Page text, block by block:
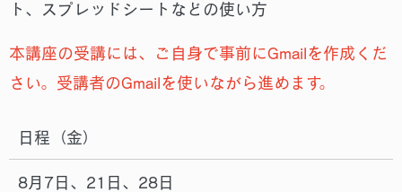
ト、スプレッドシートなどの使い方
本講座の受講には、ご自身で事前にGmailを作成くだ
さい。受講者のGmailを使いながら進めます。
日程（金）
8月7日、21日、28日